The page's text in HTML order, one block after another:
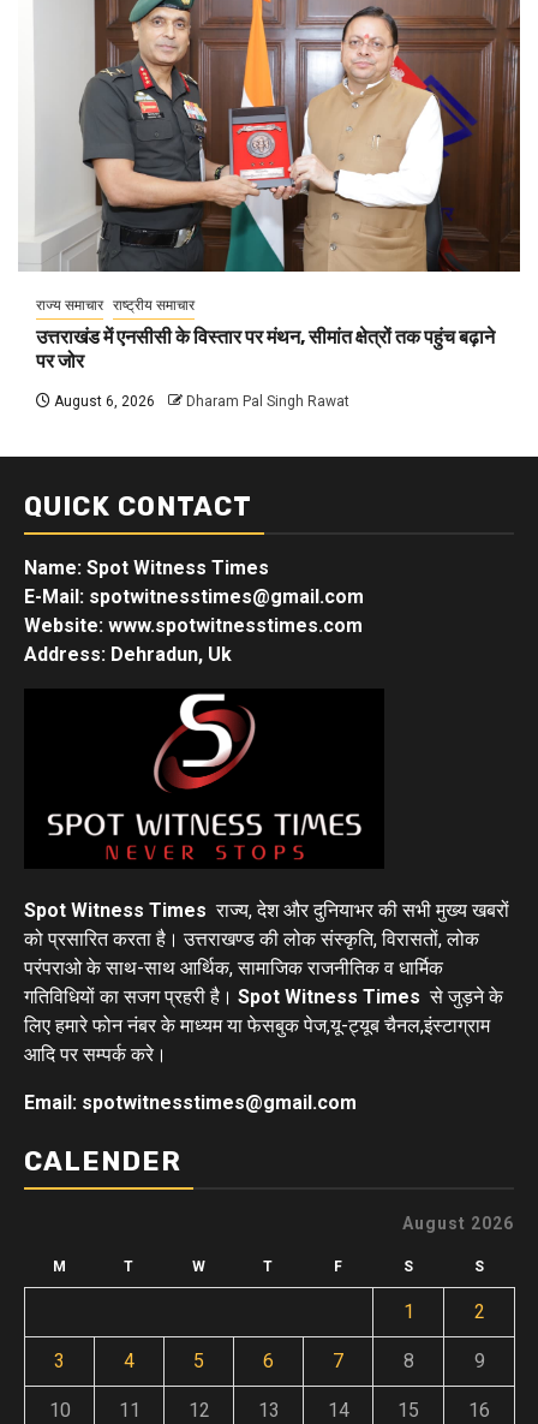
राज्य समाचार राष्ट्रीय समाचार
उत्तराखंड में एनसीसी के विस्तार पर मंथन, सीमांत क्षेत्रों तक पहुंच बढ़ाने
पर जोर
August 6, 2026 Dharam Pal Singh Rawat
QUICK CONTACT
Name: Spot Witness Times
E-Mail: spotwitnesstimes@gmail.com
Website: www.spotwitnesstimes.com
Address: Dehradun, Uk
Spot Witness Times राज्य, देश और दुनियाभर की सभी मुख्य खबरों
को प्रसारित करता है। उत्तराखण्ड की लोक संस्कृति, विरासतों, लोक
परंपराओ के साथ-साथ आर्थिक, सामाजिक राजनीतिक व धार्मिक
गतिविधियों का सजग प्रहरी है। Spot Witness Times से जुड़ने के
लिए हमारे फोन नंबर के माध्यम या फेसबुक पेज,यू-ट्यूब चैनल,इंस्टाग्राम
आदि पर सम्पर्क करे।
Email: spotwitnesstimes@gmail.com
CALENDER
August 2026
M T W T F S S
1 2
3 4 5 6 7 8 9
10 11 12 13 14 15 16